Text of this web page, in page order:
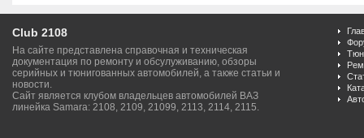
Club 2108
На сайте представлена справочная и техническая
документация по ремонту и обсулуживанию, обзоры
серийных и тюнигованных автомобилей, а также статьи и
новости.
Сайт является клубом владельцев автомобилей ВАЗ
линейка Samara: 2108, 2109, 21099, 2113, 2114, 2115.